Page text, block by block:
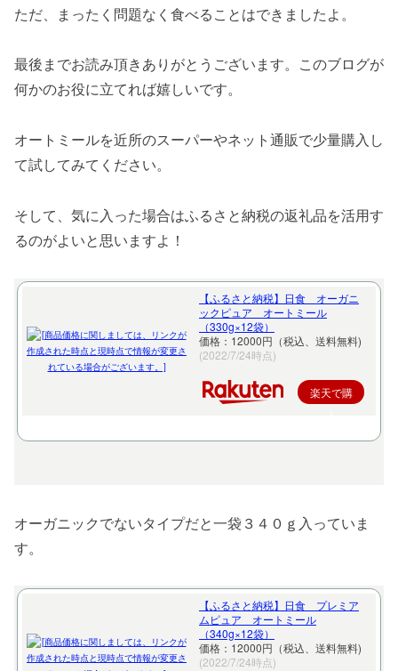
ただ、まったく問題なく食べることはできましたよ。
最後までお読み頂きありがとうございます。このブログが
何かのお役に立てれば嬉しいです。
オートミールを近所のスーパーやネット通販で少量購入し
て試してみてください。
そして、気に入った場合はふるさと納税の返礼品を活用す
るのがよいと思いますよ！
【ふるさと納税】日食 オーガニ
ックピュア オートミール
（330g×12袋）
価格：12000円（税込、送料無料)
(2022/7/24時点)
楽天で購
オーガニックでないタイプだと一袋３４０ｇ入っていま
す。
【ふるさと納税】日食 プレミア
ムピュア オートミール
（340g×12袋）
価格：12000円（税込、送料無料)
(2022/7/24時点)